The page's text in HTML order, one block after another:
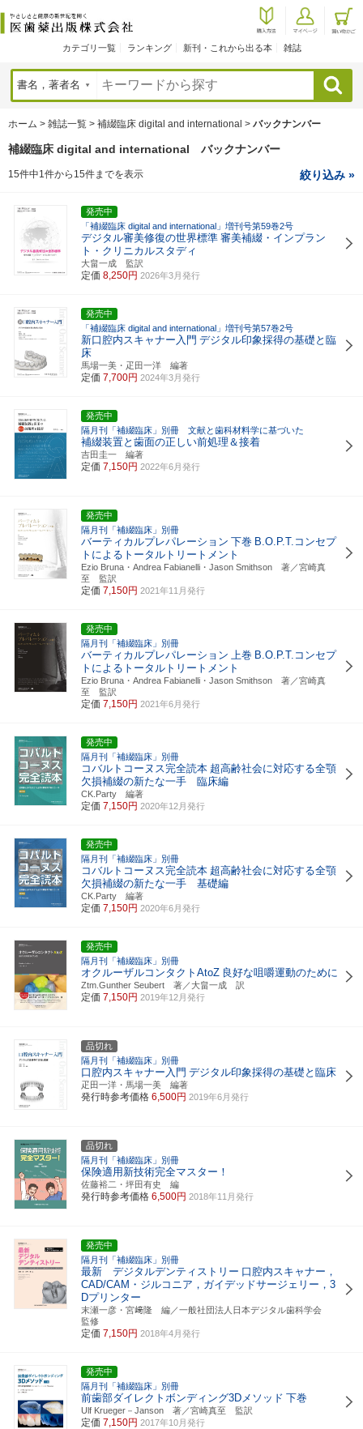
カテゴリ一覧 ランキング 新刊・これから出る本 雑誌
検索
ホーム > 雑誌一覧 > 補綴臨床 digital and international > バックナンバー
補綴臨床 digital and international バックナンバー
15件中1件から15件までを表示 絞り込み »
発売中
「補綴臨床 digital and international」増刊号第59巻2号
デジタル審美修復の世界標準 審美補綴・インプラン
ト・クリニカルスタディ
大畠一成 監訳
定価 8,250円 2026年3月発行
発売中
「補綴臨床 digital and international」増刊号第57巻2号
新口腔内スキャナー入門 デジタル印象採得の基礎と臨
床
馬場一美・疋田一洋 編著
定価 7,700円 2024年3月発行
発売中
隔月刊「補綴臨床」別冊 文献と歯科材料学に基づいた
補綴装置と歯面の正しい前処理＆接着
吉田圭一 編著
定価 7,150円 2022年6月発行
発売中
隔月刊「補綴臨床」別冊
バーティカルプレパレーション 下巻 B.O.P.T.コンセプ
トによるトータルトリートメント
Ezio Bruna・Andrea Fabianelli・Jason Smithson 著／宮崎真
至 監訳
定価 7,150円 2021年11月発行
発売中
隔月刊「補綴臨床」別冊
バーティカルプレパレーション 上巻 B.O.P.T.コンセプ
トによるトータルトリートメント
Ezio Bruna・Andrea Fabianelli・Jason Smithson 著／宮崎真
至 監訳
定価 7,150円 2021年6月発行
発売中
隔月刊「補綴臨床」別冊
コバルトコーヌス完全読本 超高齢社会に対応する全顎
欠損補綴の新たな一手 臨床編
CK.Party 編著
定価 7,150円 2020年12月発行
発売中
隔月刊「補綴臨床」別冊
コバルトコーヌス完全読本 超高齢社会に対応する全顎
欠損補綴の新たな一手 基礎編
CK.Party 編著
定価 7,150円 2020年6月発行
発売中
隔月刊「補綴臨床」別冊
オクルーザルコンタクトAtoZ 良好な咀嚼運動のために
Ztm.Gunther Seubert 著／大畠一成 訳
定価 7,150円 2019年12月発行
品切れ
隔月刊「補綴臨床」別冊
口腔内スキャナー入門 デジタル印象採得の基礎と臨床
疋田一洋・馬場一美 編著
発行時参考価格 6,500円 2019年6月発行
品切れ
隔月刊「補綴臨床」別冊
保険適用新技術完全マスター！
佐藤裕二・坪田有史 編
発行時参考価格 6,500円 2018年11月発行
発売中
隔月刊「補綴臨床」別冊
最新 デジタルデンティストリー 口腔内スキャナー，
CAD/CAM・ジルコニア，ガイデッドサージェリー，3
Dプリンター
末瀬一彦・宮﨑隆 編／一般社団法人日本デジタル歯科学会
監修
定価 7,150円 2018年4月発行
発売中
隔月刊「補綴臨床」別冊
前歯部ダイレクトボンディング3Dメソッド 下巻
Ulf Krueger－Janson 著／宮崎真至 監訳
定価 7,150円 2017年10月発行